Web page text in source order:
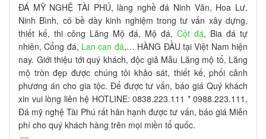
ĐÁ MỸ NGHỆ TÀI PHÚ, làng nghề đá Ninh Vân, Hoa Lư,
Ninh Bình, có bề dày kinh nghiệm trong tư vấn xây dựng,
thiết kế, thi công Lăng Mộ đá, Mộ đá, Cột đá, Bia đá tự
nhiên, Cổng đá, Lan can đá,… HÀNG ĐẦU tại Việt Nam hiện
nay. Giới thiệu tới quý khách, độc giả Mẫu Lăng mộ tổ, Lăng
mộ tròn đẹp được chúng tôi khảo sát, thiết kế, phối cảnh
phương án cho gia tộc. Để được tư vấn, báo giá Quý khách
xin vui lòng liên hệ HOTLINE: 0838.223.111 * 0988.223.111,
Đá mỹ nghệ Tài Phú rất hân hạnh được tư vấn, báo giá Miễn
phí cho quý khách hàng trên mọi miền tổ quốc.